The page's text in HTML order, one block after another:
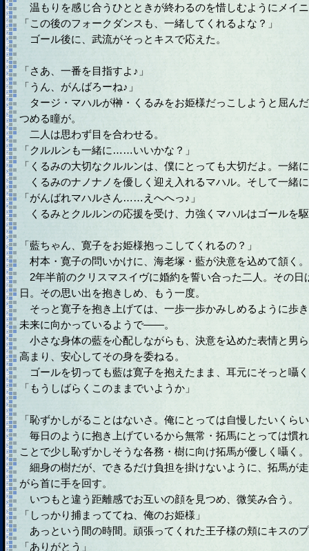
温もりを感じ合うひとときが終わるのを惜しむようにメイ
「この後のフォークダンスも、一緒してくれるよな？」
ゴール後に、武流がそっとキスで応えた。
「さあ、一番を目指すよ♪」
「うん、がんばろーね♪」
タージ・マハルが榊・くるみをお姫様だっこしようと屈ん
つめる瞳が。
二人は思わず目を合わせる。
「クルルンも一緒に……いいかな？」
「くるみの大切なクルルンは、僕にとっても大切だよ。一緒
くるみのナノナノを優しく迎え入れるマハル。そして一緒
「がんばれマハルさん……えへへっ♪」
くるみとクルルンの応援を受け、力強くマハルはゴールを
「藍ちゃん、寛子をお姫様抱っこしてくれるの？」
村本・寛子の問いかけに、海老塚・藍が決意を込めて頷く。
2年半前のクリスマスイヴに婚約を誓い合った二人。その日
日。その思い出を抱きしめ、もう一度。
そっと寛子を抱き上げては、一歩一歩かみしめるように歩
未来に向かっているようで――。
小さな身体の藍を心配しながらも、決意を込めた表情と男
高まり、安心してその身を委ねる。
ゴールを切っても藍は寛子を抱えたまま、耳元にそっと囁
「もうしばらくこのままでいようか」
「恥ずかしがることはないさ。俺にとっては自慢したいくら
毎日のように抱き上げているから無常・拓馬にとっては慣
ことで少し恥ずかしそうな各務・樹に向け拓馬が優しく囁く。
細身の樹だが、できるだけ負担を掛けないように、拓馬が
がら首に手を回す。
いつもと違う距離感でお互いの顔を見つめ、微笑み合う。
「しっかり捕まっててね、俺のお姫様」
あっという間の時間。頑張ってくれた王子様の頬にキスの
「ありがとう」